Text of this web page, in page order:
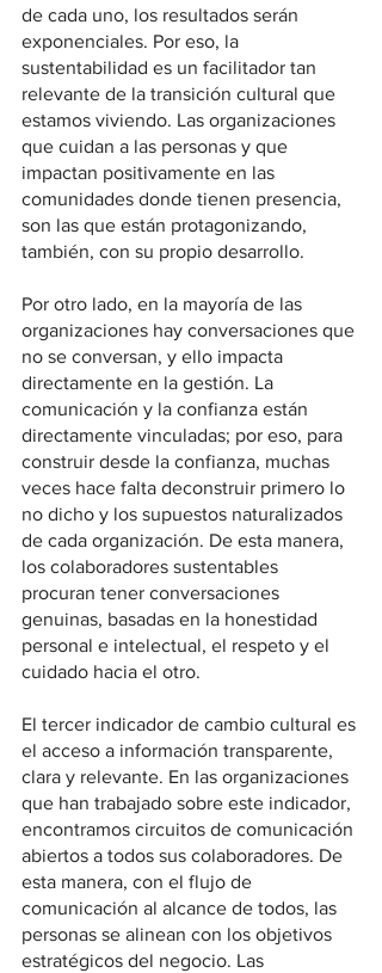
de cada uno, los resultados serán
exponenciales. Por eso, la
sustentabilidad es un facilitador tan
relevante de la transición cultural que
estamos viviendo. Las organizaciones
que cuidan a las personas y que
impactan positivamente en las
comunidades donde tienen presencia,
son las que están protagonizando,
también, con su propio desarrollo.
Por otro lado, en la mayoría de las
organizaciones hay conversaciones que
no se conversan, y ello impacta
directamente en la gestión. La
comunicación y la confianza están
directamente vinculadas; por eso, para
construir desde la confianza, muchas
veces hace falta deconstruir primero lo
no dicho y los supuestos naturalizados
de cada organización. De esta manera,
los colaboradores sustentables
procuran tener conversaciones
genuinas, basadas en la honestidad
personal e intelectual, el respeto y el
cuidado hacia el otro.
El tercer indicador de cambio cultural es
el acceso a información transparente,
clara y relevante. En las organizaciones
que han trabajado sobre este indicador,
encontramos circuitos de comunicación
abiertos a todos sus colaboradores. De
esta manera, con el flujo de
comunicación al alcance de todos, las
personas se alinean con los objetivos
estratégicos del negocio. Las